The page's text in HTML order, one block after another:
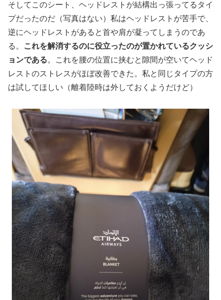
そしてこのシート、ヘッドレストが結構出っ張ってるタイ
プだったのだ（写真はない）私はヘッドレストが苦手で、
逆にヘッドレストがあると首や肩が凝ってしまうのであ
る。
これを解消するのに役立ったのが置かれているクッシ
ョンである。これを腰の位置に挟むと隙間が空いてヘッド
レストのストレスがほぼ改善できた。私と同じタイプの方
は試してほしい（離着陸時は外しておくようだけど）